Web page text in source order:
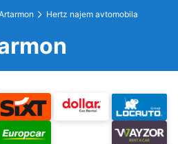
Hertz najem avtomobila